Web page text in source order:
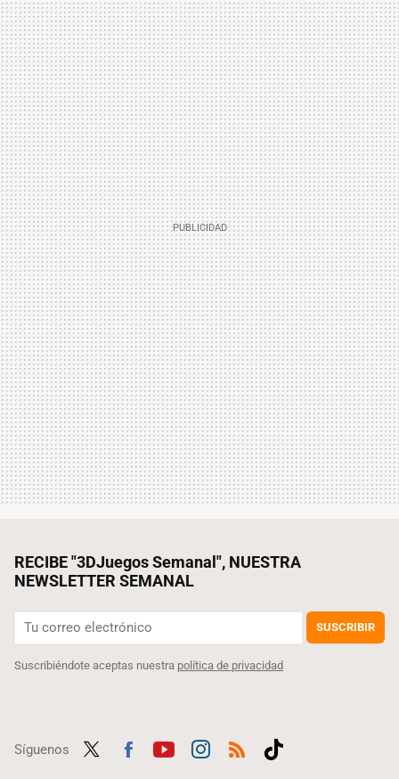
RECIBE "3DJuegos Semanal", NUESTRA
NEWSLETTER SEMANAL
SUSCRIBIR
Suscribiéndote aceptas nuestra política de privacidad
Síguenos